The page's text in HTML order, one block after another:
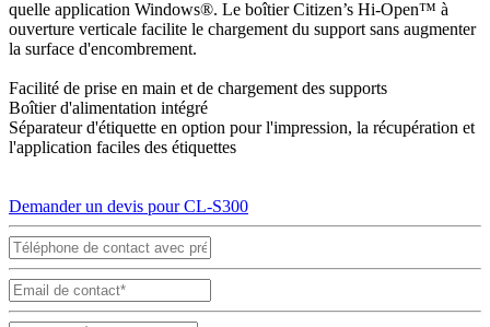
quelle application Windows®. Le boîtier Citizen’s Hi-Open™ à
ouverture verticale facilite le chargement du support sans augmenter
la surface d'encombrement.
Facilité de prise en main et de chargement des supports
Boîtier d'alimentation intégré
Séparateur d'étiquette en option pour l'impression, la récupération et
l'application faciles des étiquettes
Demander un devis pour CL-S300